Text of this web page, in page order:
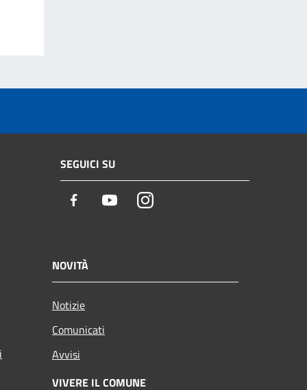
SEGUICI SU
Facebook YoutubeInstagram
NOVITÀ
Notizie
Comunicati
Avvisi
VIVERE IL COMUNE